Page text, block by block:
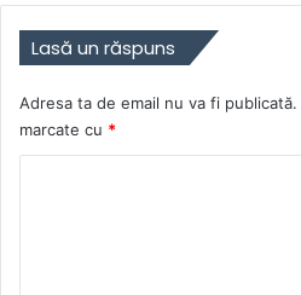
Lasă un răspuns
Adresa ta de email nu va fi publicată.
marcate cu *